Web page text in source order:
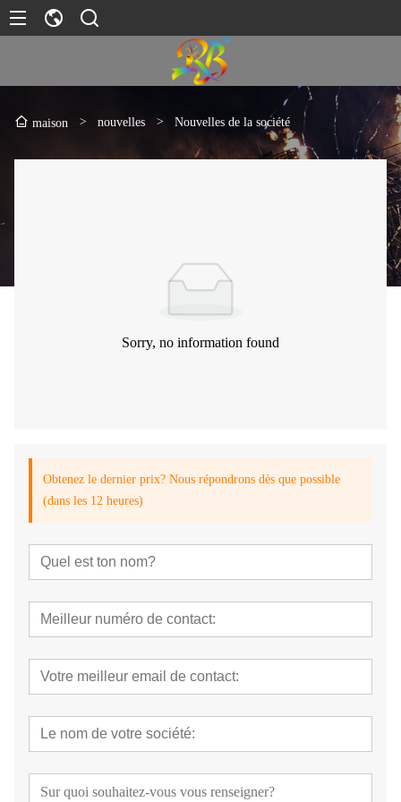
maison > nouvelles > Nouvelles de la société
Sorry, no information found
Obtenez le dernier prix? Nous répondrons dès que possible
(dans les 12 heures)